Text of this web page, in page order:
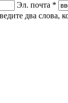
Эл. почта *
два слова,